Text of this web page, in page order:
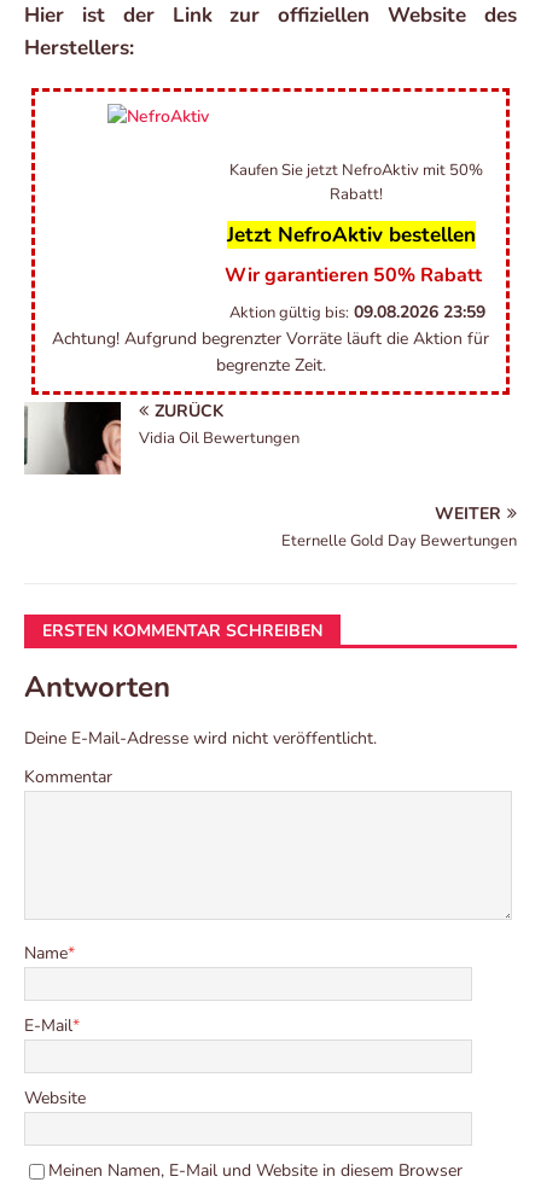
Hier ist der Link zur offiziellen Website des
Herstellers:
Kaufen Sie jetzt NefroAktiv mit 50%
Rabatt!
Jetzt NefroAktiv bestellen
Wir garantieren 50% Rabatt
Aktion gültig bis: 09.08.2026 23:59
Achtung! Aufgrund begrenzter Vorräte läuft die Aktion für
begrenzte Zeit.
ZURÜCK
Vidia Oil Bewertungen
WEITER
Eternelle Gold Day Bewertungen
ERSTEN KOMMENTAR SCHREIBEN
Antworten
Deine E-Mail-Adresse wird nicht veröffentlicht.
Kommentar
Name*
E-Mail*
Website
Meinen Namen, E-Mail und Website in diesem Browser